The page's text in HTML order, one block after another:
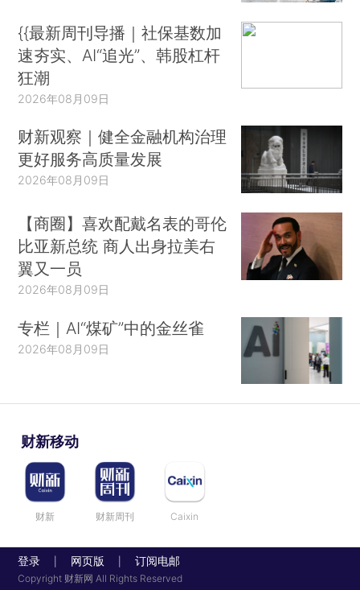
{{最新周刊导播｜社保基数加
速夯实、AI“追光”、韩股杠杆
狂潮
2026年08月09日
财新观察｜健全金融机构治理
更好服务高质量发展
2026年08月09日
【商圈】喜欢配戴名表的哥伦
比亚新总统 商人出身拉美右
翼又一员
2026年08月09日
专栏｜AI“煤矿”中的金丝雀
2026年08月09日
财新移动
财新 财新周刊 Caixin
登录 网页版 订阅电邮
Copyright 财新网 All Rights Reserved